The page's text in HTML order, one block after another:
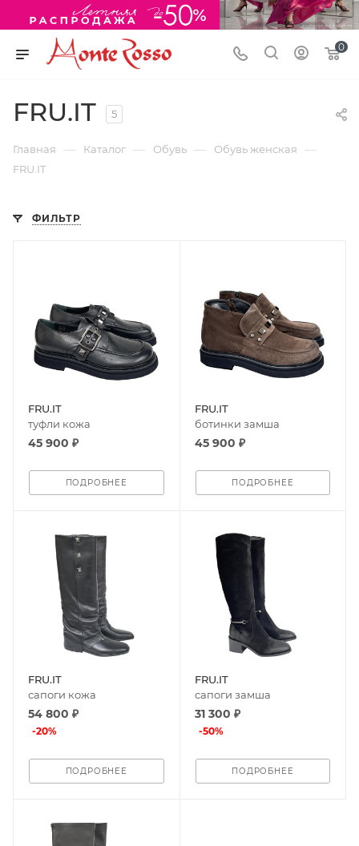
0
FRU.IT 5
Главная — Каталог — Обувь — Обувь женская —
FRU.IT
ФИЛЬТР
FRU.IT
туфли кожа
45 900 ₽
ПОДРОБНЕЕ
FRU.IT
ботинки замша
45 900 ₽
ПОДРОБНЕЕ
FRU.IT
сапоги кожа
54 800 ₽
-20%
ПОДРОБНЕЕ
FRU.IT
сапоги замша
31 300 ₽
-50%
ПОДРОБНЕЕ